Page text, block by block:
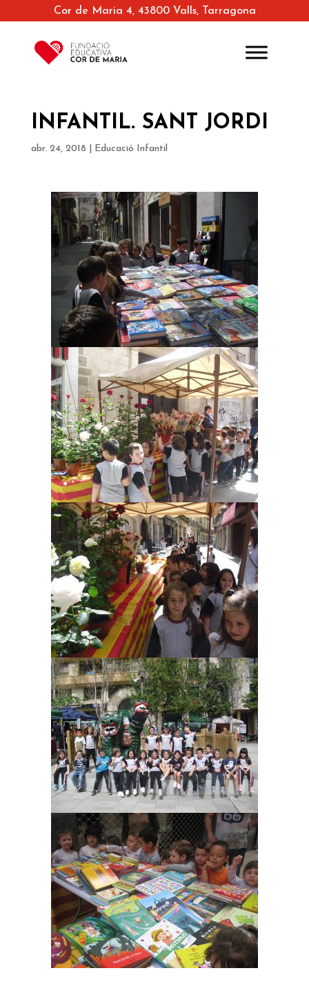
Cor de Maria 4, 43800 Valls, Tarragona
INFANTIL. SANT JORDI
abr. 24, 2018 Educació Infantil